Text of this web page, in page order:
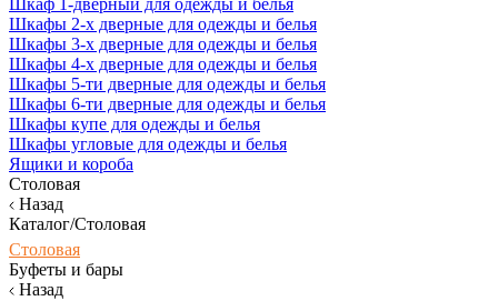
Шкаф 1-дверный для одежды и белья
Шкафы 2-х дверные для одежды и белья
Шкафы 3-х дверные для одежды и белья
Шкафы 4-х дверные для одежды и белья
Шкафы 5-ти дверные для одежды и белья
Шкафы 6-ти дверные для одежды и белья
Шкафы купе для одежды и белья
Шкафы угловые для одежды и белья
Ящики и короба
Столовая
Назад
Каталог/Столовая
Столовая
Буфеты и бары
Назад